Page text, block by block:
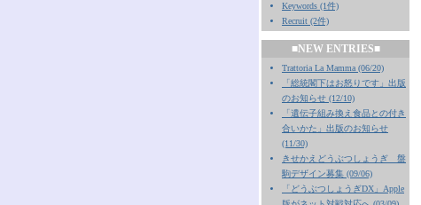
Keywords (1件)
Recruit (2件)
■NEW ENTRIES■
Trattoria La Mamma (06/20)
「総統閣下はお怒りです」出版
のお知らせ (12/10)
「遺伝子組み換え食品との付き
合いかた」出版のお知らせ
(11/30)
きせかえどうぶつしょうぎ 盤
駒デザイン募集 (09/06)
「どうぶつしょうぎDX」Apple